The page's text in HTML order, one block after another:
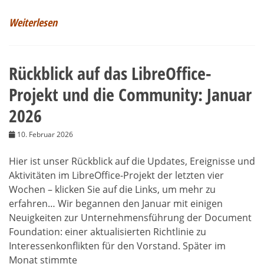
Weiterlesen
Rückblick auf das LibreOffice-
Projekt und die Community: Januar
2026
10. Februar 2026
Hier ist unser Rückblick auf die Updates, Ereignisse und
Aktivitäten im LibreOffice-Projekt der letzten vier
Wochen – klicken Sie auf die Links, um mehr zu
erfahren… Wir begannen den Januar mit einigen
Neuigkeiten zur Unternehmensführung der Document
Foundation: einer aktualisierten Richtlinie zu
Interessenkonflikten für den Vorstand. Später im
Monat stimmte